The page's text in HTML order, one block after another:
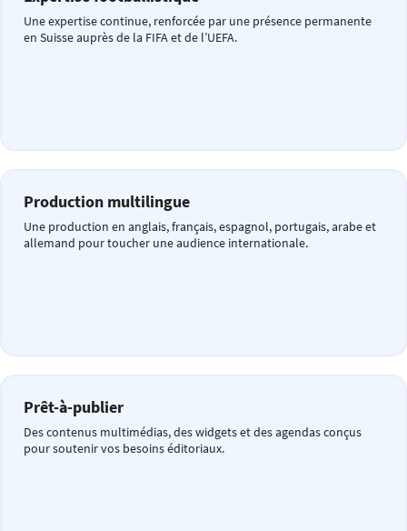
Une expertise continue, renforcée par une présence permanente
en Suisse auprès de la FIFA et de l’UEFA.
Production multilingue
Une production en anglais, français, espagnol, portugais, arabe et
allemand pour toucher une audience internationale.
Prêt-à-publier
Des contenus multimédias, des widgets et des agendas conçus
pour soutenir vos besoins éditoriaux.